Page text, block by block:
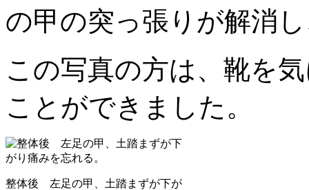
の甲の突っ張りが解消
この写真の方は、靴を
ことができました。
整体後 左足の甲、土踏まずが下が